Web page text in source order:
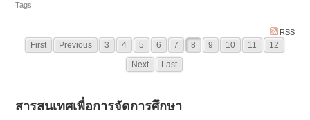
Tags:
RSS
First Previous 3 4 5 6 7 8 9 10 11
12
Next
Last
สารสนเทศเพื่อการจัดการศึกษา